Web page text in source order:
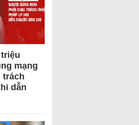
mạng
trách
dẫn